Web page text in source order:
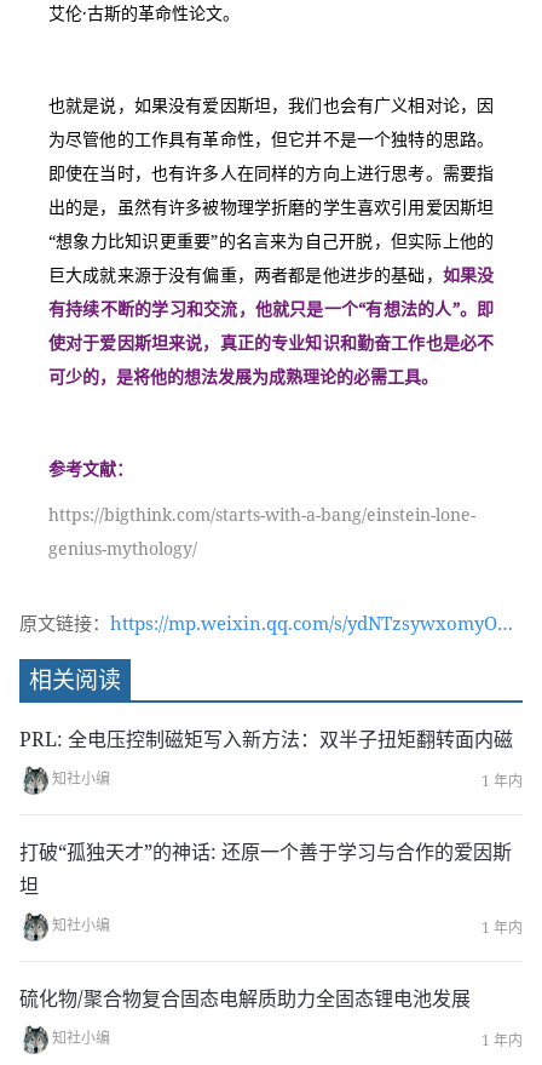
艾伦·古斯的革命性论文。
也就是说，如果没有爱因斯坦，我们也会有广义相对论，因
为尽管他的工作具有革命性，但它并不是一个独特的思路。
即使在当时，也有许多人在同样的方向上进行思考。需要指
出的是，虽然有许多被物理学折磨的学生喜欢引用爱因斯坦
“想象力比知识更重要”的名言来为自己开脱，但实际上他的
巨大成就来源于没有偏重，两者都是他进步的基础， 如果没
有持续不断的学习和交流，他就只是一个“有想法的人”。即
使对于爱因斯坦来说，真正的专业知识和勤奋工作也是必不
可少的，是将他的想法发展为成熟理论的必需工具。
参考文献：
https://bigthink.com/starts-with-a-bang/einstein-lone-
genius-mythology/
原文链接： https://mp.weixin.qq.com/s/ydNTzsywxomyOxN
KNMf_CA
相关阅读
PRL: 全电压控制磁矩写入新方法：双半子扭矩翻转面内磁
知社小编 1 年内
打破“孤独天才”的神话: 还原一个善于学习与合作的爱因斯
坦
知社小编 1 年内
硫化物/聚合物复合固态电解质助力全固态锂电池发展
知社小编 1 年内